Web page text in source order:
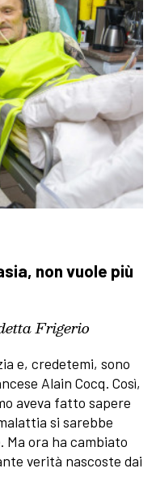
non vuole più
Frigerio
e, credetemi, sono
Alain Cocq. Così,
aveva fatto sapere
si sarebbe
Ma ora ha cambiato
verità nascoste dai